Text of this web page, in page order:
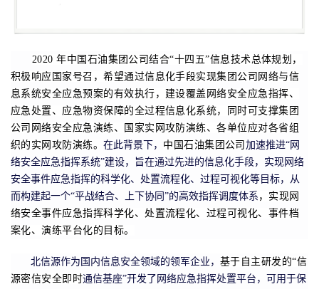
2020年中国石油集团公司结合“十四五”信息技术总体规划，
积极响应国家号召，希望通过信息化手段实现集团公司网络与信
息系统安全应急预案的有效执行，建设覆盖网络安全应急指挥、
应急处置、应急物资保障的全过程信息化系统，同时可支撑集团
公司网络安全应急演练、国家实网攻防演练、各单位应对各省组
织的实网攻防演练。在此背景下， 中国石油集团公司 加速推进“网
络安全应急指挥系统”建设，旨在通过先进的信息化手段，实现网络
安全事件应急指挥的科学化、处置流程化、过程可视化等目标，从
而构建起一个“平战结合、上下协同”的高效指挥调度体系 ，实现网
络安全事件应急指挥科学化、处置流程化、过程可视化、事件档
案化、演练平台化的目标。
北信源作为国内信息安全领域的领军企业， 基于自主研发的“信
源密信安全即时通信基座”开发了网络应急指挥处置平台，可用于保